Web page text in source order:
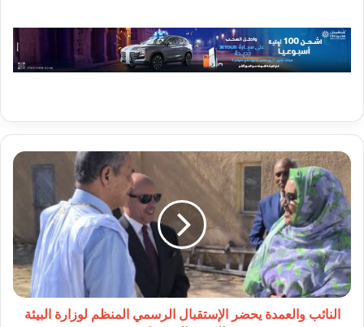
النائب
والعمدة
يحضر
الإستقبال
الرسمي
المنظم
لوزارة
البيئة
والتنمية
المستدامة
النائب والعمدة يحضر الإستقبال الرسمي المنظم لوزارة البيئة